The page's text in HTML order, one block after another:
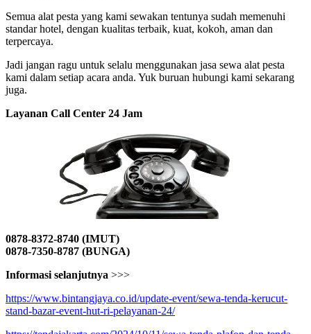
Semua alat pesta yang kami sewakan tentunya sudah memenuhi
standar hotel, dengan kualitas terbaik, kuat, kokoh, aman dan
terpercaya.
Jadi jangan ragu untuk selalu menggunakan jasa sewa alat pesta
kami dalam setiap acara anda. Yuk buruan hubungi kami sekarang
juga.
Layanan Call Center 24 Jam
0878-8372-8740 (IMUT)
0878-7350-8787 (BUNGA)
Informasi selanjutnya >>>
https://www.bintangjaya.co.id/update-event/sewa-tenda-kerucut-
stand-bazar-event-hut-ri-pelayanan-24/